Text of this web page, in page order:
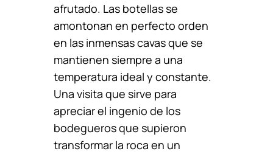
afrutado. Las botellas se
amontonan en perfecto orden
en las inmensas cavas que se
mantienen siempre a una
temperatura ideal y constante.
Una visita que sirve para
apreciar el ingenio de los
bodegueros que supieron
transformar la roca en un